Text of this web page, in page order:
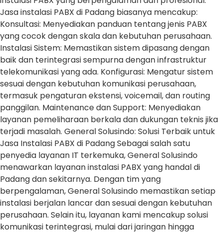
Jasa instalasi PABX di Padang biasanya mencakup:
Konsultasi: Menyediakan panduan tentang jenis PABX
yang cocok dengan skala dan kebutuhan perusahaan.
Instalasi Sistem: Memastikan sistem dipasang dengan
baik dan terintegrasi sempurna dengan infrastruktur
telekomunikasi yang ada. Konfigurasi: Mengatur sistem
sesuai dengan kebutuhan komunikasi perusahaan,
termasuk pengaturan ekstensi, voicemail, dan routing
panggilan. Maintenance dan Support: Menyediakan
layanan pemeliharaan berkala dan dukungan teknis jika
terjadi masalah. General Solusindo: Solusi Terbaik untuk
Jasa Instalasi PABX di Padang Sebagai salah satu
penyedia layanan IT terkemuka, General Solusindo
menawarkan layanan instalasi PABX yang handal di
Padang dan sekitarnya. Dengan tim yang
berpengalaman, General Solusindo memastikan setiap
instalasi berjalan lancar dan sesuai dengan kebutuhan
perusahaan. Selain itu, layanan kami mencakup solusi
komunikasi terintegrasi, mulai dari jaringan hingga